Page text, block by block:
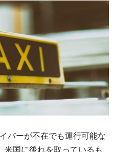
バーが不在でも運行可能な
米国に後れを取っているも